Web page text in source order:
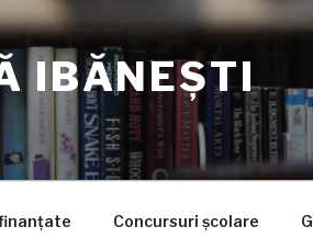
IBĂNEȘTI
Concursuri școlare